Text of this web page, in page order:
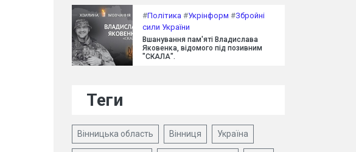
#Політика #Укрінформ #Збройні
сили України
Вшанування пам'яті Владислава
Яковенка, відомого під позивним
"СКАЛА".
Теги
Вінницька область Вінниця Україна